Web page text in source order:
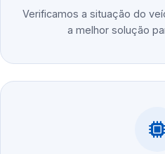
Verificamos a situação do
a melhor solução